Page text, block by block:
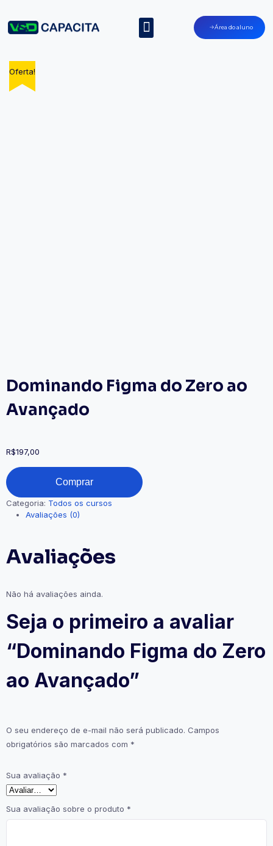
Área do aluno
Dominando Figma do Zero ao
Avançado
R$197,00
Comprar
Categoria: Todos os cursos
Avaliações (0)
Avaliações
Não há avaliações ainda.
Seja o primeiro a avaliar
“Dominando Figma do Zero
ao Avançado”
O seu endereço de e-mail não será publicado. Campos
obrigatórios são marcados com *
Sua avaliação *
Sua avaliação sobre o produto *
Oferta!